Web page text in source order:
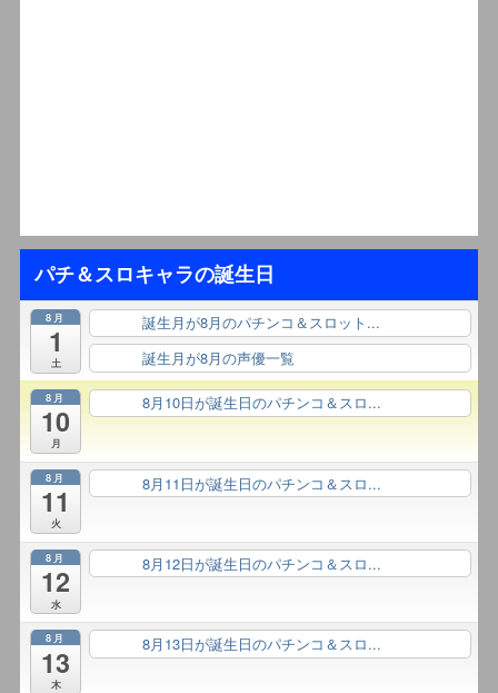
パチ＆スロキャラの誕生日
8月
1
土
誕生月が8月のパチンコ＆スロット...
誕生月が8月の声優一覧
8月
10
月
8月10日が誕生日のパチンコ＆スロ...
8月
11
火
8月11日が誕生日のパチンコ＆スロ...
8月
12
水
8月12日が誕生日のパチンコ＆スロ...
8月
13
木
8月13日が誕生日のパチンコ＆スロ...